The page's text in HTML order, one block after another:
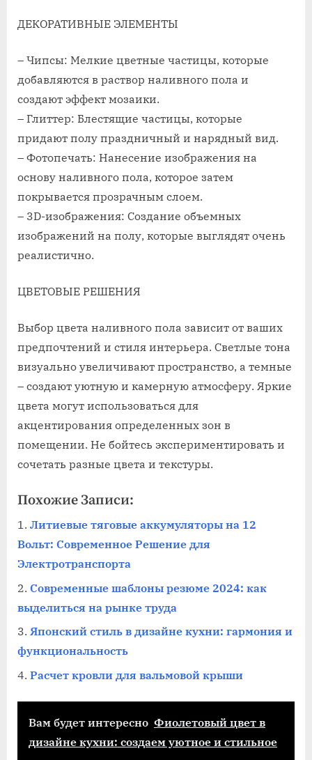
ДЕКОРАТИВНЫЕ ЭЛЕМЕНТЫ
– Чипсы: Мелкие цветные частицы, которые
добавляются в раствор наливного пола и
создают эффект мозаики.
– Глиттер: Блестящие частицы, которые
придают полу праздничный и нарядный вид.
– Фотопечать: Нанесение изображения на
основу наливного пола, которое затем
покрывается прозрачным слоем.
– 3D-изображения: Создание объемных
изображений на полу, которые выглядят очень
реалистично.
ЦВЕТОВЫЕ РЕШЕНИЯ
Выбор цвета наливного пола зависит от ваших
предпочтений и стиля интерьера. Светлые тона
визуально увеличивают пространство, а темные
– создают уютную и камерную атмосферу. Яркие
цвета могут использоваться для
акцентирования определенных зон в
помещении. Не бойтесь экспериментировать и
сочетать разные цвета и текстуры.
Похожие Записи:
Литиевые тяговые аккумуляторы на 12
Вольт: Современное Решение для
Электротранспорта
Современные шаблоны резюме 2024: как
выделиться на рынке труда
Японский стиль в дизайне кухни: гармония и
функциональность
Расчет кровли для вальмовой крыши
Вам будет интересно Фиолетовый цвет в
дизайне кухни: создаем уютное и стильное